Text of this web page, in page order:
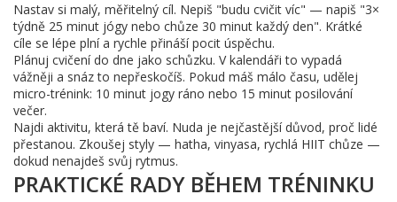
Nastav si malý, měřitelný cíl. Nepiš "budu cvičit víc" — napiš "3×
týdně 25 minut jógy nebo chůze 30 minut každý den". Krátké
cíle se lépe plní a rychle přináší pocit úspěchu.
Plánuj cvičení do dne jako schůzku. V kalendáři to vypadá
vážněji a snáz to nepřeskočíš. Pokud máš málo času, udělej
micro-trénink: 10 minut jogy ráno nebo 15 minut posilování
večer.
Najdi aktivitu, která tě baví. Nuda je nejčastější důvod, proč lidé
přestanou. Zkoušej styly — hatha, vinyasa, rychlá HIIT chůze —
dokud nenajdeš svůj rytmus.
PRAKTICKÉ RADY BĚHEM TRÉNINKU